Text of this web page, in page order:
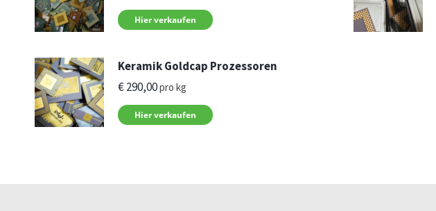
Hier verkaufen
Keramik Goldcap Prozessoren
€290,00pro kg
Hier verkaufen